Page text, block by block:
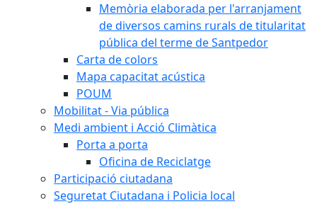
Memòria elaborada per l'arranjament
de diversos camins rurals de titularitat
pública del terme de Santpedor
Carta de colors
Mapa capacitat acústica
POUM
Mobilitat - Via pública
Medi ambient i Acció Climàtica
Porta a porta
Oficina de Reciclatge
Participació ciutadana
Seguretat Ciutadana i Policia local